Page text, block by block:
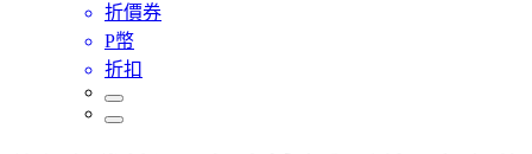
折價券
P幣
折扣